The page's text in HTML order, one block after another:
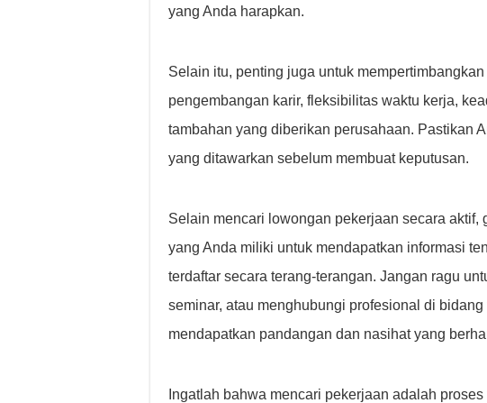
yang Anda harapkan.
Selain itu, penting juga untuk
pengembangan karir, fleksibilitas waktu kerja,
tambahan yang diberikan perusahaan. Pastikan
yang ditawarkan sebelum membuat keputusan.
Selain mencari lowongan pekerjaan secara
yang Anda miliki untuk mendapatkan informasi
terdaftar secara terang-terangan. Jangan ragu
seminar, atau menghubungi profesional di
mendapatkan pandangan dan nasihat yang
Ingatlah bahwa mencari pekerjaan adalah